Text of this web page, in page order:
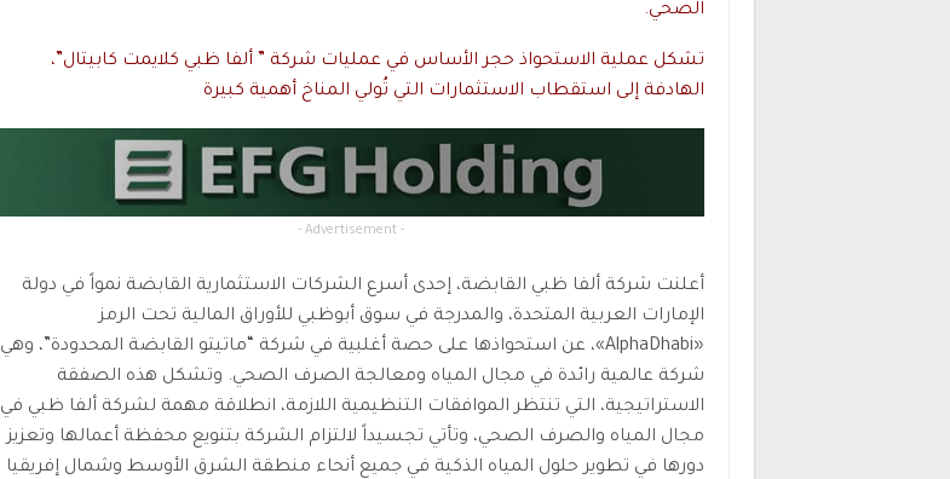
الصحي.
تشكل عملية الاستحواذ حجر الأساس في عمليات شركة ” ألفا ظبي كلايمت كابيتال”،
الهادفة إلى استقطاب الاستثمارات التي تُولي المناخ أهمية كبيرة
- Advertisement -
أعلنت شركة ألفا ظبي القابضة، إحدى أسرع الشركات الاستثمارية القابضة نمواً في دولة
الإمارات العربية المتحدة، والمدرجة في سوق أبوظبي للأوراق المالية تحت الرمز
«AlphaDhabi»، عن استحواذها على حصة أغلبية في شركة “ماتيتو القابضة المحدودة”، وهي
شركة عالمية رائدة في مجال المياه ومعالجة الصرف الصحي. وتشكل هذه الصفقة
الاستراتيجية، التي تنتظر الموافقات التنظيمية اللازمة، انطلاقة مهمة لشركة ألفا ظبي في
مجال المياه والصرف الصحي، وتأتي تجسيداً لالتزام الشركة بتنويع محفظة أعمالها وتعزيز
دورها في تطوير حلول المياه الذكية في جميع أنحاء منطقة الشرق الأوسط وشمال إفريقيا